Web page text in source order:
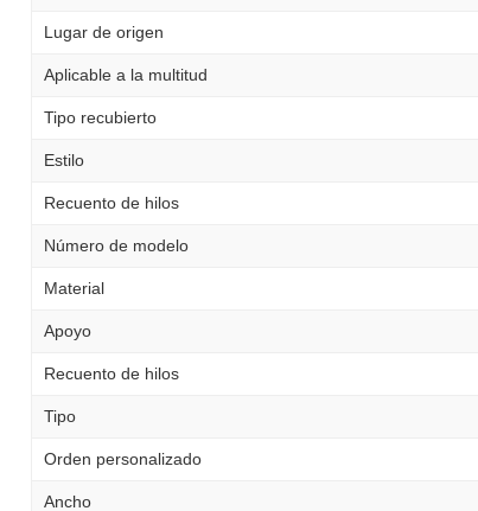
Lugar de origen
Aplicable a la multitud
Tipo recubierto
Estilo
Recuento de hilos
Número de modelo
Material
Apoyo
Recuento de hilos
Tipo
Orden personalizado
Ancho